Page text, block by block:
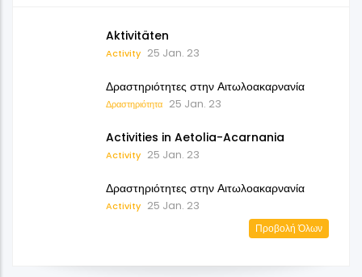
Aktivitäten
Activity 25 Jan. 23
Δραστηριότητες στην Αιτωλοακαρνανία
Δραστηριότητα 25 Jan. 23
Activities in Aetolia-Acarnania
Activity 25 Jan. 23
Δραστηριότητες στην Αιτωλοακαρνανία
Activity 25 Jan. 23
Προβολή Όλων